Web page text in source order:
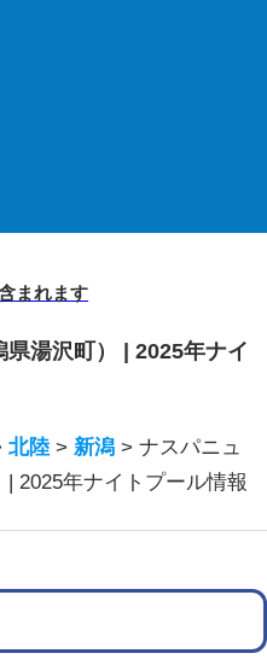
まれます
湯沢町） | 2025年ナイ
北陸 > 新潟 >ナスパニュ
2025年ナイトプール情報